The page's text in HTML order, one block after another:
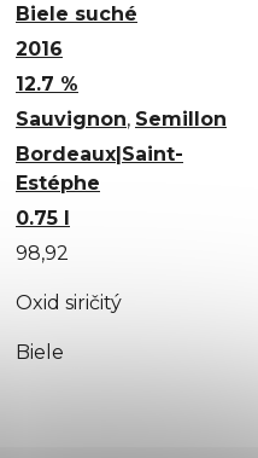
Biele suché
2016
12.7 %
Sauvignon, Semillon
Bordeaux|Saint-
Estéphe
0.75 l
98,92
Oxid siričitý
Biele